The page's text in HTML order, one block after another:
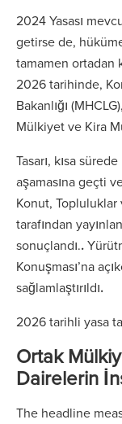
2024 Yasası
getirse de,
tamamen ortadan
2026 tarihinde,
Bakanlığı
Mülkiyet ve Kira
Tasarı, kısa
aşamasına geçti
Konut,
tarafından
sonuçlandı..
Konuşması’na
sağlamlaştırıldı.
2026 tarihli yasa
Ortak
Dairelerin
The headline